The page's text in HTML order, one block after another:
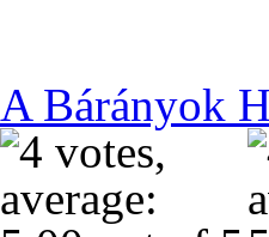
A Bárányok